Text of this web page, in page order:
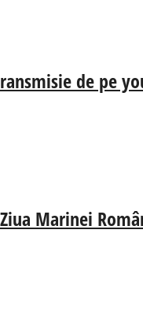
de pe
Marinei